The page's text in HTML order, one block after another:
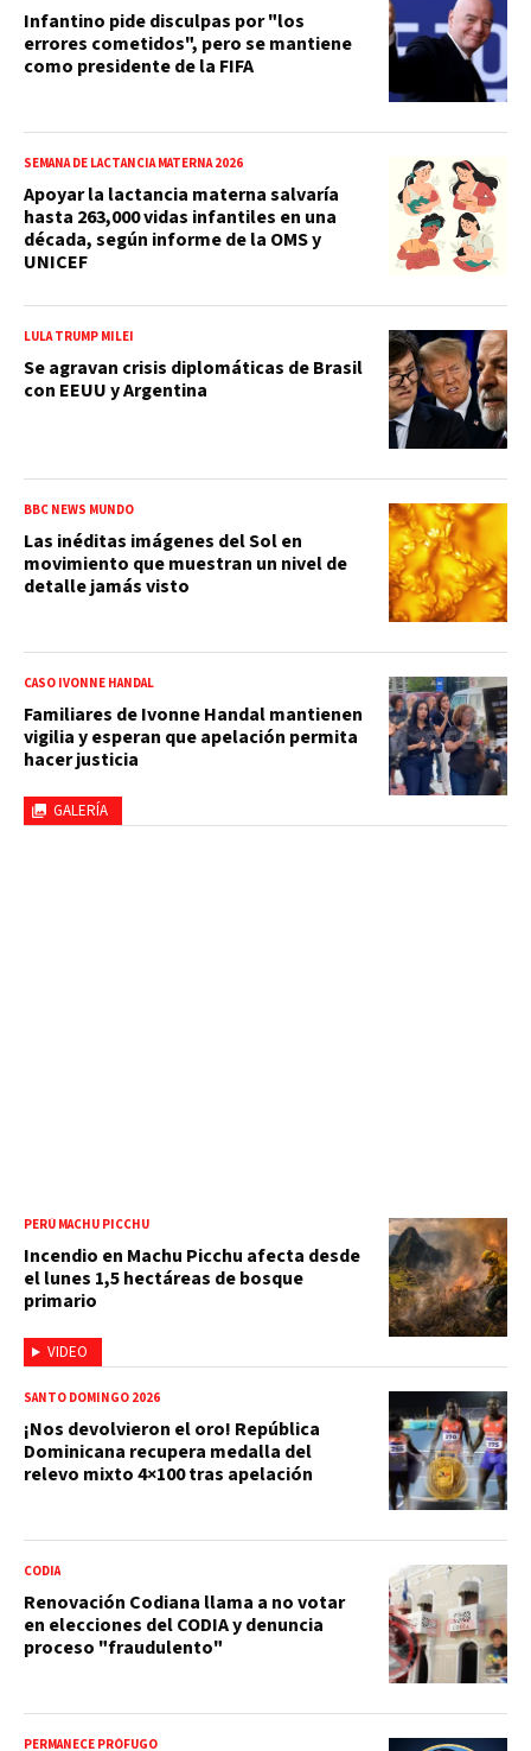
Infantino pide disculpas por "los
errores cometidos", pero se mantiene
como presidente de la FIFA
SEMANA DE LACTANCIA MATERNA 2026
Apoyar la lactancia materna salvaría
hasta 263,000 vidas infantiles en una
década, según informe de la OMS y
UNICEF
LULA TRUMP MILEI
Se agravan crisis diplomáticas de Brasil
con EEUU y Argentina
BBC NEWS MUNDO
Las inéditas imágenes del Sol en
movimiento que muestran un nivel de
detalle jamás visto
GALERÍA
CASO IVONNE HANDAL
Familiares de Ivonne Handal mantienen
vigilia y esperan que apelación permita
hacer justicia
VIDEO
PERÚ MACHU PICCHU
Incendio en Machu Picchu afecta desde
el lunes 1,5 hectáreas de bosque
primario
SANTO DOMINGO 2026
¡Nos devolvieron el oro! República
Dominicana recupera medalla del
relevo mixto 4×100 tras apelación
CODIA
Renovación Codiana llama a no votar
en elecciones del CODIA y denuncia
proceso "fraudulento"
PERMANECE PRÓFUGO